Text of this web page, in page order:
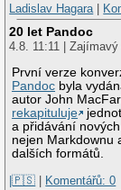
Ladislav Hagara |
20 let Pandoc
4.8. 11:11 |
První verze
Pandoc byla
autor John
rekapituluje
a přidávání
nejen Markdownu
dalších formátů.
|🇵🇸 | Komentářů: 0